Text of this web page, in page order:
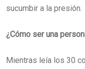
sucumbir a la presión.
¿Cómo ser una
Mientras leía los 30